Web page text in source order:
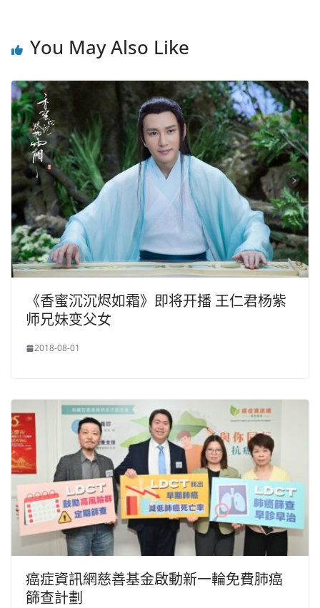
You May Also Like
《香蜜沉沉烬如霜》即将开播 王仁君杨紫
师兄妹变父女
2018-08-01
癌症資訊網慈善基金啟動新一輪免費肺癌
篩查計劃